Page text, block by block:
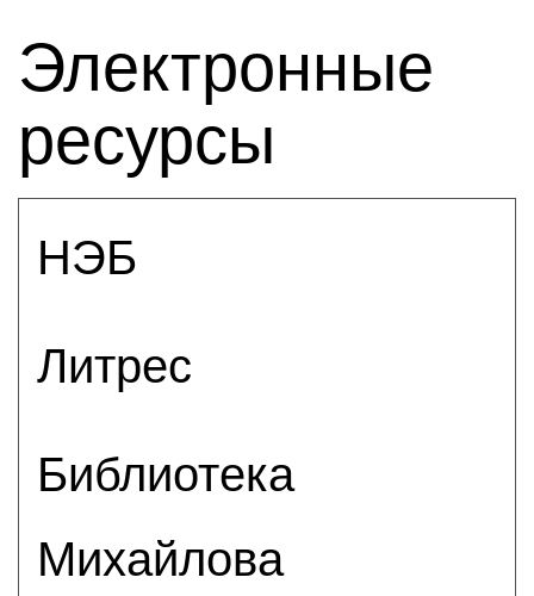
Электронные
ресурсы
НЭБ
Литрес
Библиотека
Михайлова